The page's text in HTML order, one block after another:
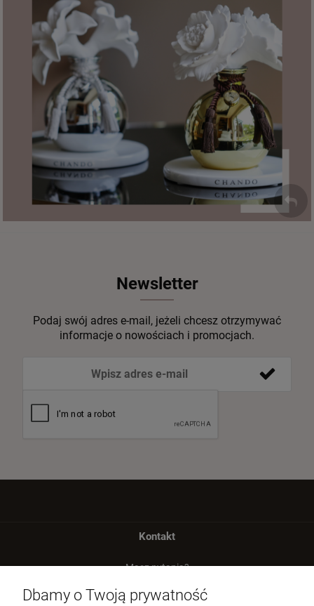
Newsletter
Podaj swój adres e-mail, jeżeli chcesz otrzymywać
informacje o nowościach i promocjach.
Kontakt
Masz pytania?
Dbamy o Twoją prywatność